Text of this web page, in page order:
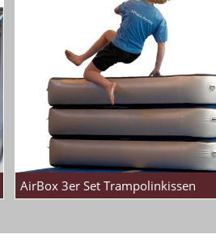
AirBox 3er Set Trampolinkissen